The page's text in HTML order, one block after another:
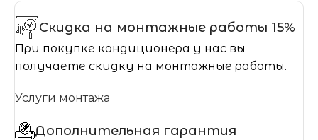
Скидка на монтажные работы 15%
При покупке кондиционера у нас вы
получаете скидку на монтажные работы.
Услуги монтажа
Дополнительная гарантия